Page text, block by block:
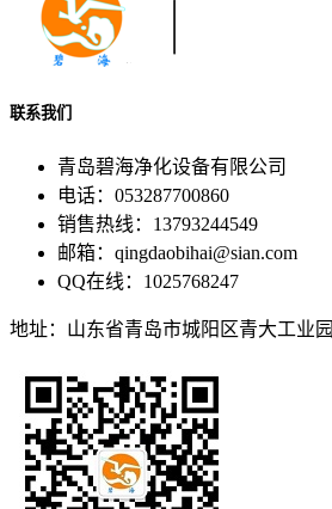
联系我们
青岛碧海净化设备有限公司
电话：053287700860
销售热线：13793244549
邮箱：qingdaobihai@sian.com
QQ在线：1025768247
地址：山东省青岛市城阳区青大工业园